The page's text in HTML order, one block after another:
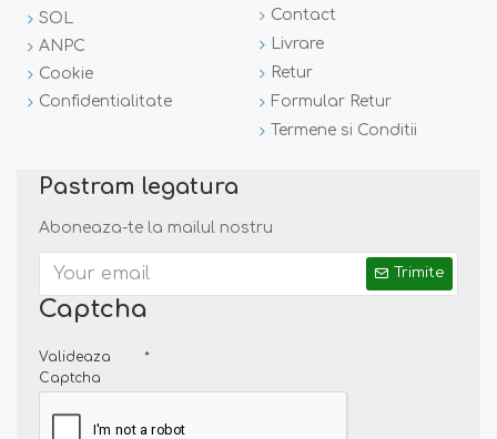
SOL
ANPC
Cookie
Confidentialitate
Contact
Livrare
Retur
Formular Retur
Termene si Conditii
Pastram legatura
Aboneaza-te la mailul nostru
Trimite
Captcha
Valideaza
Captcha